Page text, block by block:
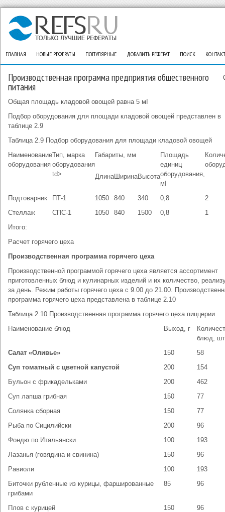
ГЛАВНАЯ НОВЫЕ РЕФЕРАТЫ ПОПУЛЯРНЫЕ ДОБАВИТЬ РЕФЕРАТ ПОИСК
Производственная программа предприятия общественного
питания
Общая площадь кладовой овощей равна 5 мІ
Подбор оборудования для площади кладовой овощей представлен в
таблице 2.9
Таблица 2.9 Подбор оборудования для площади кладовой овощей
Наименование
оборудования
Тип, марка
оборудования
td>
Габариты, мм
Площадь
единиц
оборудования,
мІ
ДлинаШиринаВысота
Подтоварник ПТ-1 1050 840 340 0,8
2
Стеллаж
СПС-1 1050 840 1500 0,8
1
Итого:
Расчет горячего цеха
Производственная программа горячего цеха
Производственной программой горячего цеха является ассортимент
приготовленных блюд и кулинарных изделий и их количество,
за день. Режим работы горячего цеха с 9.00 до 21.00.
программа горячего цеха представлена в таблице 2.10
Таблица 2.10 Производственная программа горячего цеха пиццерии
Наименование блюд
Выход, г
блюд, шт
Салат «Оливье»
150
58
Суп томатный с цветной капустой
200
154
Бульон с фрикадельками
200
462
Суп лапша грибная
150
77
Солянка сборная
150
77
Рыба по Сицилийски
200
96
Фондю по Итальянски
100
193
Лазанья (говядина и свинина)
150
96
Равиоли
100
193
Биточки рубленные из курицы, фаршированные
грибами
85 96
Плов с курицей 150
96